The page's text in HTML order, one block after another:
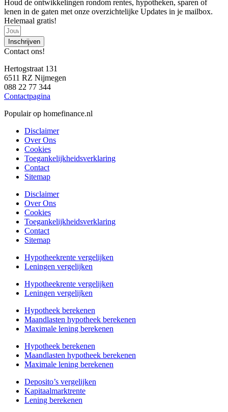
Houd de ontwikkelingen rondom rentes, hypotheken, sparen of
lenen in de gaten met onze overzichtelijke Updates in je mailbox.
Helemaal gratis!
Inschrijven
Contact ons!
Hertogstraat 131
6511 RZ Nijmegen
088 22 77 344
Contactpagina
Populair op homefinance.nl
Disclaimer
Over Ons
Cookies
Toegankelijkheidsverklaring
Contact
Sitemap
Disclaimer
Over Ons
Cookies
Toegankelijkheidsverklaring
Contact
Sitemap
Hypotheekrente vergelijken
Leningen vergelijken
Hypotheekrente vergelijken
Leningen vergelijken
Hypotheek berekenen
Maandlasten hypotheek berekenen
Maximale lening berekenen
Hypotheek berekenen
Maandlasten hypotheek berekenen
Maximale lening berekenen
Deposito’s vergelijken
Kapitaalmarktrente
Lening berekenen